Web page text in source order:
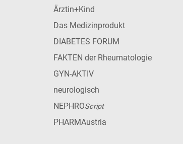
Ärztin+Kind
Das Medizinprodukt
DIABETES FORUM
FAKTEN der Rheumatologie
GYN-AKTIV
neurologisch
NEPHROScript
PHARMAustria